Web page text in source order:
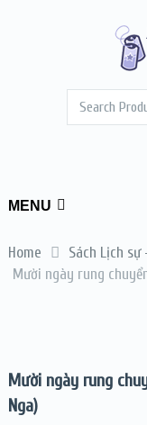
MENU
Home
Sách Lịch
Mười ngày rung
Mười ngày rung
Nga)